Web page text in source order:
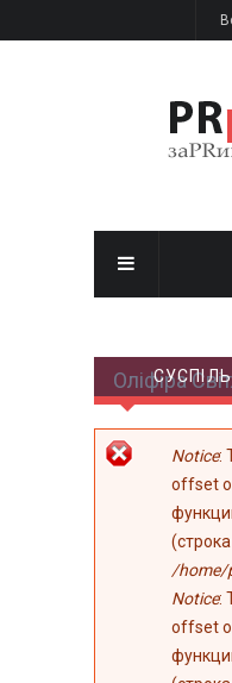
Перейти к основному
Оліфіра
Notice:
offset
(строка
/home/
Notice:
offset